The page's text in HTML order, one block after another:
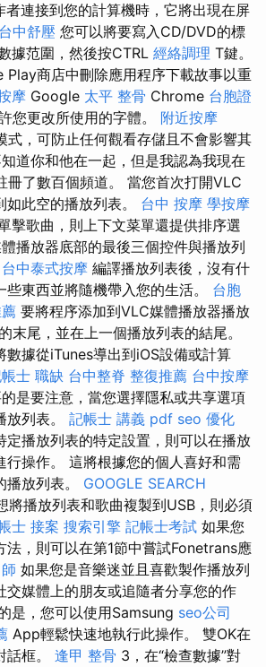
者連接到您的計算機時，它將出現在屏
台中舒壓 您可以將要寫入CD/DVD的標
據范圍，然後按CTRL 經絡調理 T鍵。
Play商店中刪除應用程序下載故事以重
摩 Google 太平 整骨 Chrome 台胞證
您更改所使用的字體。 附近按摩
式，可防止任何觀看存儲且不會影響其
道你和他在一起，但是我認為我現在
冊了數百個頻道。 當您首次打開VLC
此空的播放列表。 台中 按摩 學按摩
擊歌曲，則上下文菜單還提供排序選
播放器底部的最後三個控件與播放列
台中泰式按摩 編譯播放列表後，沒有什
些東西並將隨機帶入您的生活。 台胞
要將程序添加到VLC媒體播放器播放
末尾，並在上一個播放列表的結尾。
數據從iTunes導出到iOS設備或計算
士 職缺 台中整脊 整復推薦 台中按摩
是要注意，當您選擇隱私或共享選項
放列表。 記帳士 講義 pdf seo 優化
定播放列表的特定設置，則可以在播放
行操作。 這將根據您的個人喜好和需
放列表。 GOOGLE SEARCH
將播放列表和歌曲複製到USB，則必須
士 接案 搜索引擎 記帳士考試 如果您
法，則可以在第1節中嘗試Fonetrans應
如果您是音樂迷並且喜歡製作播放列
交媒體上的朋友或追隨者分享您的作
是，您可以使用Samsung seo公司
App輕鬆快速地執行此操作。 雙OK在
話框。 逢甲 整骨 3，在“檢查數據”對